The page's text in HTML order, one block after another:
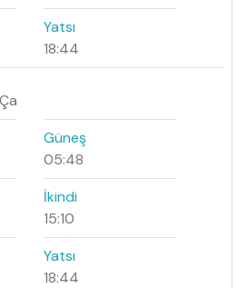
Yatsı
18:44
Güneş
05:48
İkindi
15:10
Yatsı
18:44